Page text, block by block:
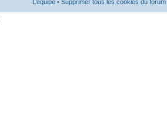
L’équipe • Supprimer tous les cookies du forum